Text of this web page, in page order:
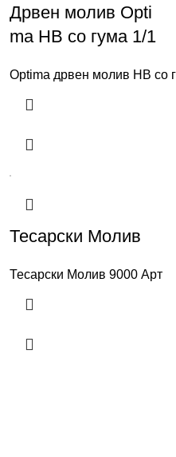
Дрвен молив Opti
ma HB со гума 1/1
Optima дрвен молив HB со
Тесарски Молив
Тесарски Молив 9000 Арт